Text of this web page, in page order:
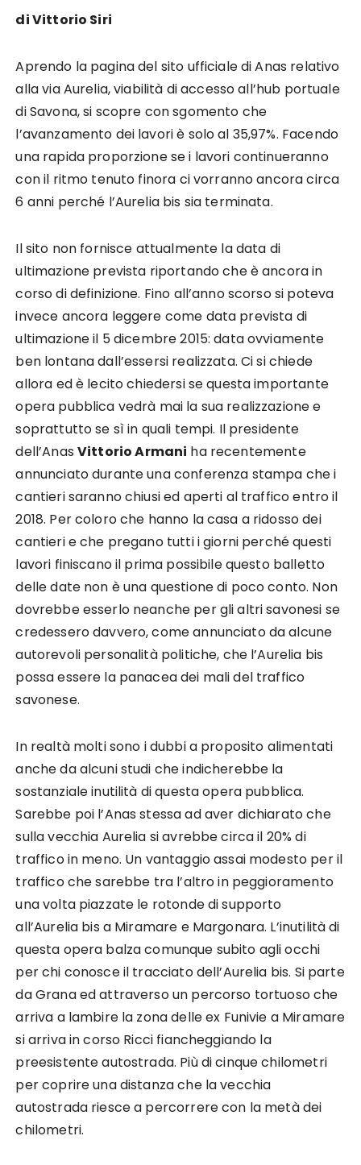
di Vittorio Siri
Aprendo la pagina del sito ufficiale di Anas relativo
alla via Aurelia, viabilità di accesso all’hub portuale
di Savona, si scopre con sgomento che
l’avanzamento dei lavori è solo al 35,97%. Facendo
una rapida proporzione se i lavori continueranno
con il ritmo tenuto finora ci vorranno ancora circa
6 anni perché l’Aurelia bis sia terminata.
Il sito non fornisce attualmente la data di
ultimazione prevista riportando che è ancora in
corso di definizione. Fino all’anno scorso si poteva
invece ancora leggere come data prevista di
ultimazione il 5 dicembre 2015: data ovviamente
ben lontana dall’essersi realizzata. Ci si chiede
allora ed è lecito chiedersi se questa importante
opera pubblica vedrà mai la sua realizzazione e
soprattutto se sì in quali tempi. Il presidente
dell’Anas Vittorio Armani ha recentemente
annunciato durante una conferenza stampa che i
cantieri saranno chiusi ed aperti al traffico entro il
2018. Per coloro che hanno la casa a ridosso dei
cantieri e che pregano tutti i giorni perché questi
lavori finiscano il prima possibile questo balletto
delle date non è una questione di poco conto. Non
dovrebbe esserlo neanche per gli altri savonesi se
credessero davvero, come annunciato da alcune
autorevoli personalità politiche, che l’Aurelia bis
possa essere la panacea dei mali del traffico
savonese.
In realtà molti sono i dubbi a proposito alimentati
anche da alcuni studi che indicherebbe la
sostanziale inutilità di questa opera pubblica.
Sarebbe poi l’Anas stessa ad aver dichiarato che
sulla vecchia Aurelia si avrebbe circa il 20% di
traffico in meno. Un vantaggio assai modesto per il
traffico che sarebbe tra l’altro in peggioramento
una volta piazzate le rotonde di supporto
all’Aurelia bis a Miramare e Margonara. L’inutilità di
questa opera balza comunque subito agli occhi
per chi conosce il tracciato dell’Aurelia bis. Si parte
da Grana ed attraverso un percorso tortuoso che
arriva a lambire la zona delle ex Funivie a Miramare
si arriva in corso Ricci fiancheggiando la
preesistente autostrada. Più di cinque chilometri
per coprire una distanza che la vecchia
autostrada riesce a percorrere con la metà dei
chilometri.